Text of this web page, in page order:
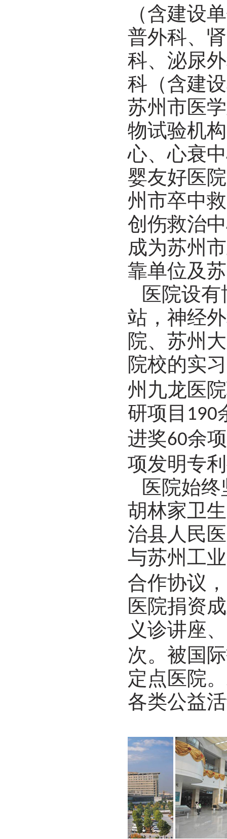
（含建设
普外科、
科、泌尿
科 （含建
苏州市医
物试验机
心、心衰
婴友好医
州市卒中
创伤救治
成为苏州
靠单位及
医院设
站，神经
院、苏州
院校的实
州九龙医
研项目 190
进奖60余
项发明专
医院始
胡林家卫
治县人民
与苏州工
合作协议
医院捐资
义诊讲座
次。被国
定点医院
各类公益